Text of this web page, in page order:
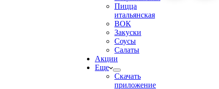
Пицца
итальянская
ВОК
Закуски
Соусы
Салаты
Акции
Еще
Скачать
приложение